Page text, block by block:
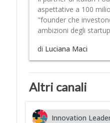
aspettative a 100
"founder che
ambizioni degli
di Luciana Maci
Altri canali
Innovation